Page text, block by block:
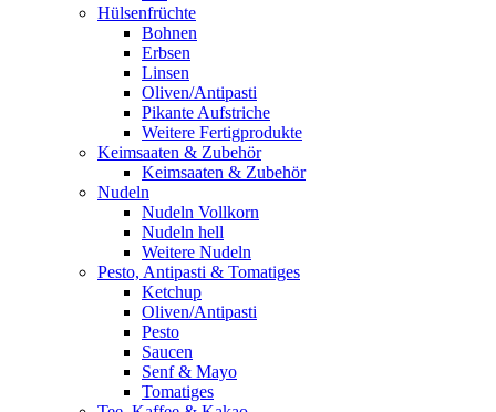
Hülsenfrüchte
Bohnen
Erbsen
Linsen
Oliven/Antipasti
Pikante Aufstriche
Weitere Fertigprodukte
Keimsaaten & Zubehör
Keimsaaten & Zubehör
Nudeln
Nudeln Vollkorn
Nudeln hell
Weitere Nudeln
Pesto, Antipasti & Tomatiges
Ketchup
Oliven/Antipasti
Pesto
Saucen
Senf & Mayo
Tomatiges